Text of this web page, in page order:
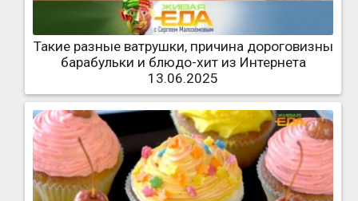
Такие разные ватрушки, причина дороговизны
барабульки и блюдо-хит из Интернета
13.06.2025